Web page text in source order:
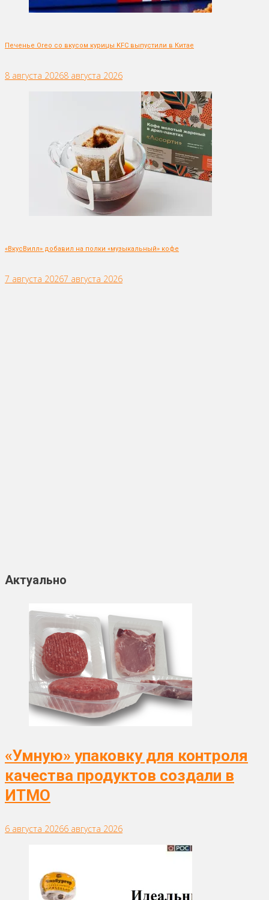
Печенье Oreo со вкусом курицы KFC выпустили в Китае
8 августа 20268 августа 2026
«ВкусВилл» добавил на полки «музыкальный» кофе
7 августа 20267 августа 2026
Актуально
«Умную» упаковку для контроля
качества продуктов создали в
ИТМО
6 августа 20266 августа 2026